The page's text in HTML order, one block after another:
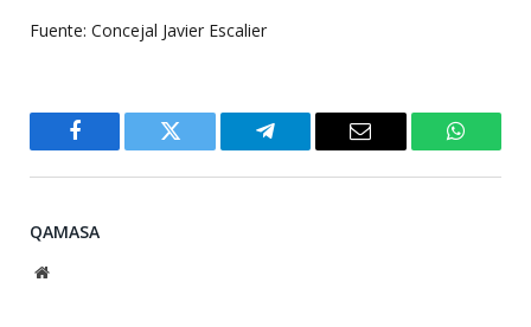
Fuente: Concejal Javier Escalier
Facebook Twitter Telegram Email
QAMASA
Website